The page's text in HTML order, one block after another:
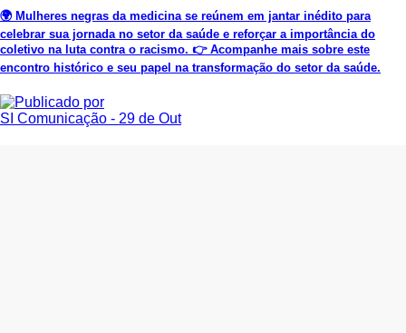
🌍 Mulheres negras da medicina se reúnem em jantar inédito para
celebrar sua jornada no setor da saúde e reforçar a importância do
coletivo na luta contra o racismo. 👉 Acompanhe mais sobre este
encontro histórico e seu papel na transformação do setor da saúde.
SI Comunicação - 29 de Out